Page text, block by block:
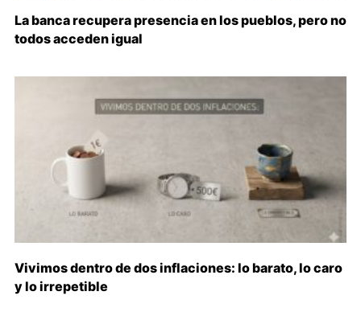
La banca recupera presencia en los pueblos, pero no
todos acceden igual
Vivimos dentro de dos inflaciones: lo barato, lo caro
y lo irrepetible